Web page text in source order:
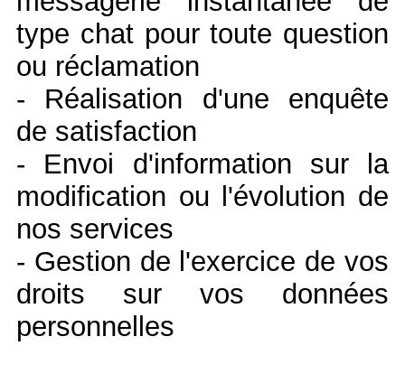
type chat pour toute question
ou réclamation
- Réalisation d'une enquête
de satisfaction
- Envoi d'information sur la
modification ou l'évolution de
nos services
- Gestion de l'exercice de vos
droits sur vos données
personnelles